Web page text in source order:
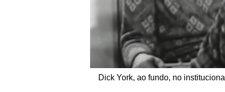
Dick York, ao fundo, no institucional